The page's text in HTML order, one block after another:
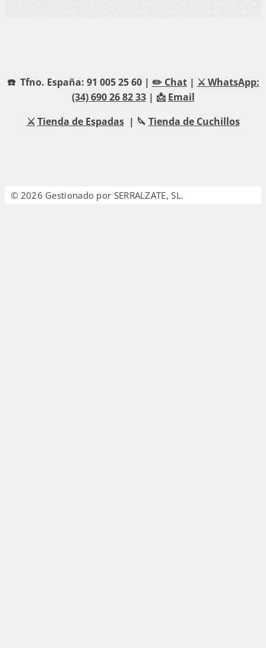
☎️ Tfno. España: 91 005 25 60 | ✏️ Chat| ⚔️ WhatsApp:
(34) 690 26 82 33| 📩 Email
⚔️ Tienda de Espadas| 🔪 Tienda de Cuchillos
© 2026 Gestionado por SERRALZATE, SL.